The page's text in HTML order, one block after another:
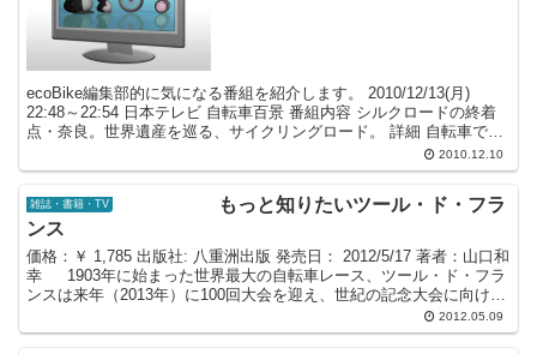
ecoBike編集部的に気になる番組を紹介します。 2010/12/13(月)
22:48～22:54 日本テレビ 自転車百景 番組内容 シルクロードの終着
点・奈良。世界遺産を巡る、サイクリングロード。 詳細 自転車で走
2010.12.10
雑誌・書籍・TV
もっと知りたいツール・ド・フラ
ンス
価格：￥ 1,785 出版社: 八重洲出版 発売日： 2012/5/17 著者：山口和
幸 1903年に始まった世界最大の自転車レース、ツール・ド・フラ
ンスは来年（2013年）に100回大会を迎え、世紀の記念大会に向け、
2012.05.09